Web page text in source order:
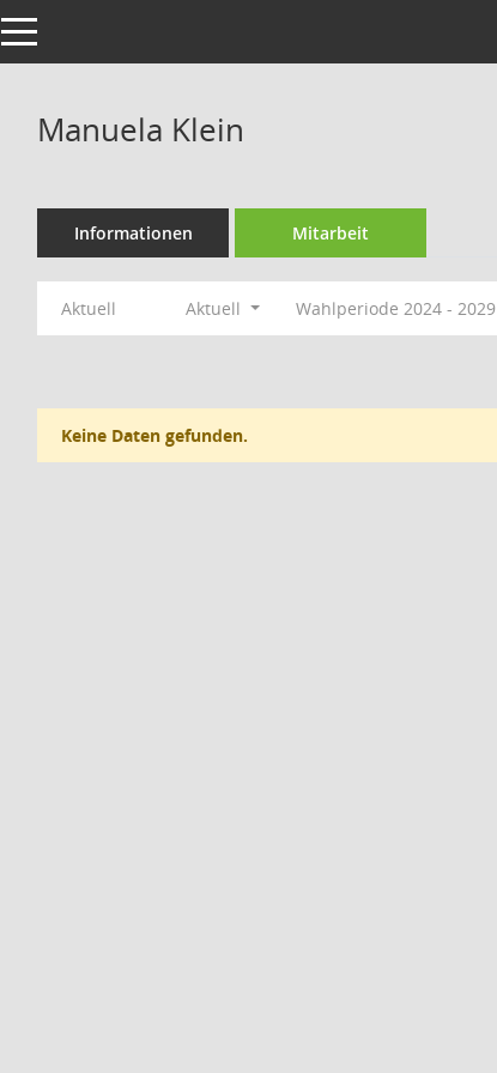
Toggle navigation
Manuela Klein
Informationen Mitarbeit
Aktuell Aktuell Wahlperiode 2024 - 2029
Keine Daten gefunden.